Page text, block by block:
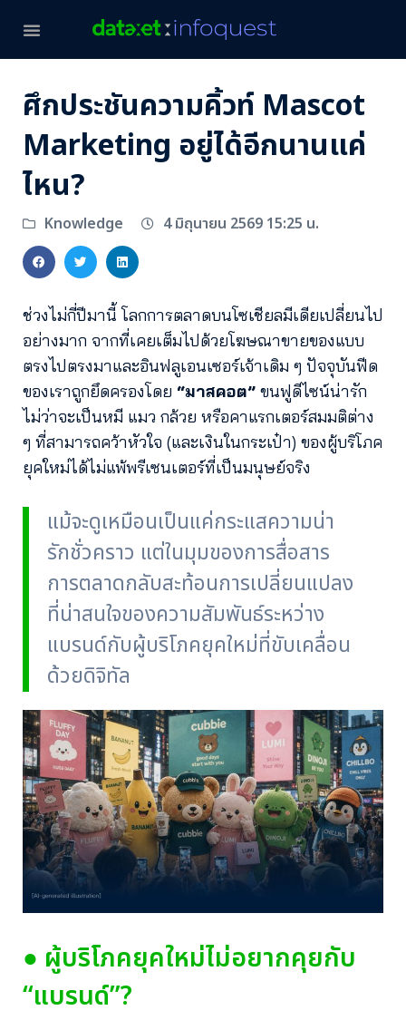
ศึกประชันความคิ้วท์ Mascot
Marketing อยู่ได้อีกนานแค่
ไหน?
Knowledge 4 มิถุนายน 2569 15:25 น.
ช่วงไม่กี่ปีมานี้ โลกการตลาดบนโซเชียลมีเดียเปลี่ยนไป
อย่างมาก จากที่เคยเต็มไปด้วยโฆษณาขายของแบบ
ตรงไปตรงมาและอินฟลูเอนเซอร์เจ้าเดิม ๆ ปัจจุบันฟีด
ของเราถูกยึดครองโดย “มาสคอต” ขนฟูดีไซน์น่ารัก
ไม่ว่าจะเป็นหมี แมว กล้วย หรือคาแรกเตอร์สมมติต่าง
ๆ ที่สามารถคว้าหัวใจ (และเงินในกระเป๋า) ของผู้บริโภค
ยุคใหม่ได้ไม่แพ้พรีเซนเตอร์ที่เป็นมนุษย์จริง
แม้จะดูเหมือนเป็นแค่กระแสความน่า
รักชั่วคราว แต่ในมุมของการสื่อสาร
การตลาดกลับสะท้อนการเปลี่ยนแปลง
ที่น่าสนใจของความสัมพันธ์ระหว่าง
แบรนด์กับผู้บริโภคยุคใหม่ที่ขับเคลื่อน
ด้วยดิจิทัล
● ผู้บริโภคยุคใหม่ไม่อยากคุยกับ
“แบรนด์”?